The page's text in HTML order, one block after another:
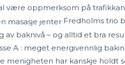
være oppmerksom på
Fredholms trio
baknivå – og alltid et bra
A : meget energivennlig
har kanskje holdt